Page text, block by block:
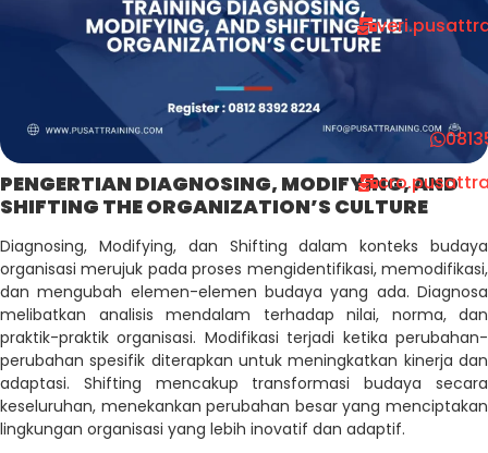
PENGERTIAN DIAGNOSING, MODIFYING, AND
SHIFTING THE ORGANIZATION’S CULTURE
Diagnosing, Modifying, dan Shifting dalam konteks budaya
organisasi merujuk pada proses mengidentifikasi, memodifikasi,
dan mengubah elemen-elemen budaya yang ada. Diagnosa
melibatkan analisis mendalam terhadap nilai, norma, dan
praktik-praktik organisasi. Modifikasi terjadi ketika perubahan-
perubahan spesifik diterapkan untuk meningkatkan kinerja dan
adaptasi. Shifting mencakup transformasi budaya secara
keseluruhan, menekankan perubahan besar yang menciptakan
lingkungan organisasi yang lebih inovatif dan adaptif.